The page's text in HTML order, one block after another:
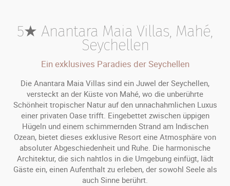
5★ Anantara Maia Villas, Mahé,
Seychellen
Ein exklusives Paradies der Seychellen
Die Anantara Maia Villas sind ein Juwel der Seychellen,
versteckt an der Küste von Mahé, wo die unberührte
Schönheit tropischer Natur auf den unnachahmlichen Luxus
einer privaten Oase trifft. Eingebettet zwischen üppigen
Hügeln und einem schimmernden Strand am Indischen
Ozean, bietet dieses exklusive Resort eine Atmosphäre von
absoluter Abgeschiedenheit und Ruhe. Die harmonische
Architektur, die sich nahtlos in die Umgebung einfügt, lädt
Gäste ein, einen Aufenthalt zu erleben, der sowohl Seele als
auch Sinne berührt.